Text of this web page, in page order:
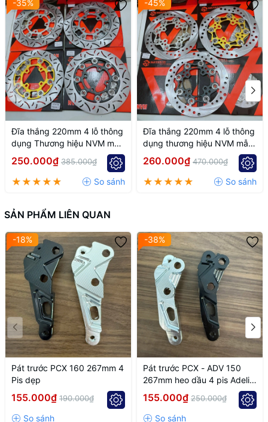
✅ Bắt chuẩn tâm heo – đúng tâm đĩa 267mm
✅ Phanh ăn mạnh, lực đều, không rung
✅ CNC sắc nét – độ bền cao
✅ Tăng tính thẩm mỹ cho dàn chân Mio
✅ Phù hợp xe đi hằng ngày & xe độ kiểng
-35%
Đĩa thắng 220mm 4 lỗ thông
dụng Thương hiệu NVM mẫu
k7
250.000₫ 385.000₫
-45%
Đĩa thắng 220mm 4 lỗ thông
dụng thương hiệu NVM mẫu
k6
260.000₫ 470.000₫
SẢN PHẨM LIÊN QUAN
-18%
Pát trước PCX 160 267mm 4
Pis dẹp
155.000₫ 190.000₫
-38%
Pát trước PCX - ADV 150
267mm heo dầu 4 pis Adelin
hoặc NVM
155.000₫ 250.000₫